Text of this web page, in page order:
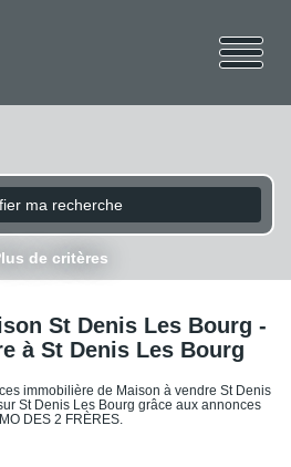
ma recherche
de critères
St Denis Les Bourg -
à St Denis Les Bourg
immobilière de Maison à vendre St Denis
St Denis Les Bourg grâce aux annonces
DES 2 FRÈRES.